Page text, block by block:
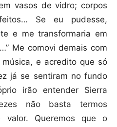
vasos de vidro; corpos
Se eu pudesse,
e me transformaria em
Me comovi demais com
e acredito que só
já se sentiram no fundo
irão entender Sierra
não basta termos
valor. Queremos que o